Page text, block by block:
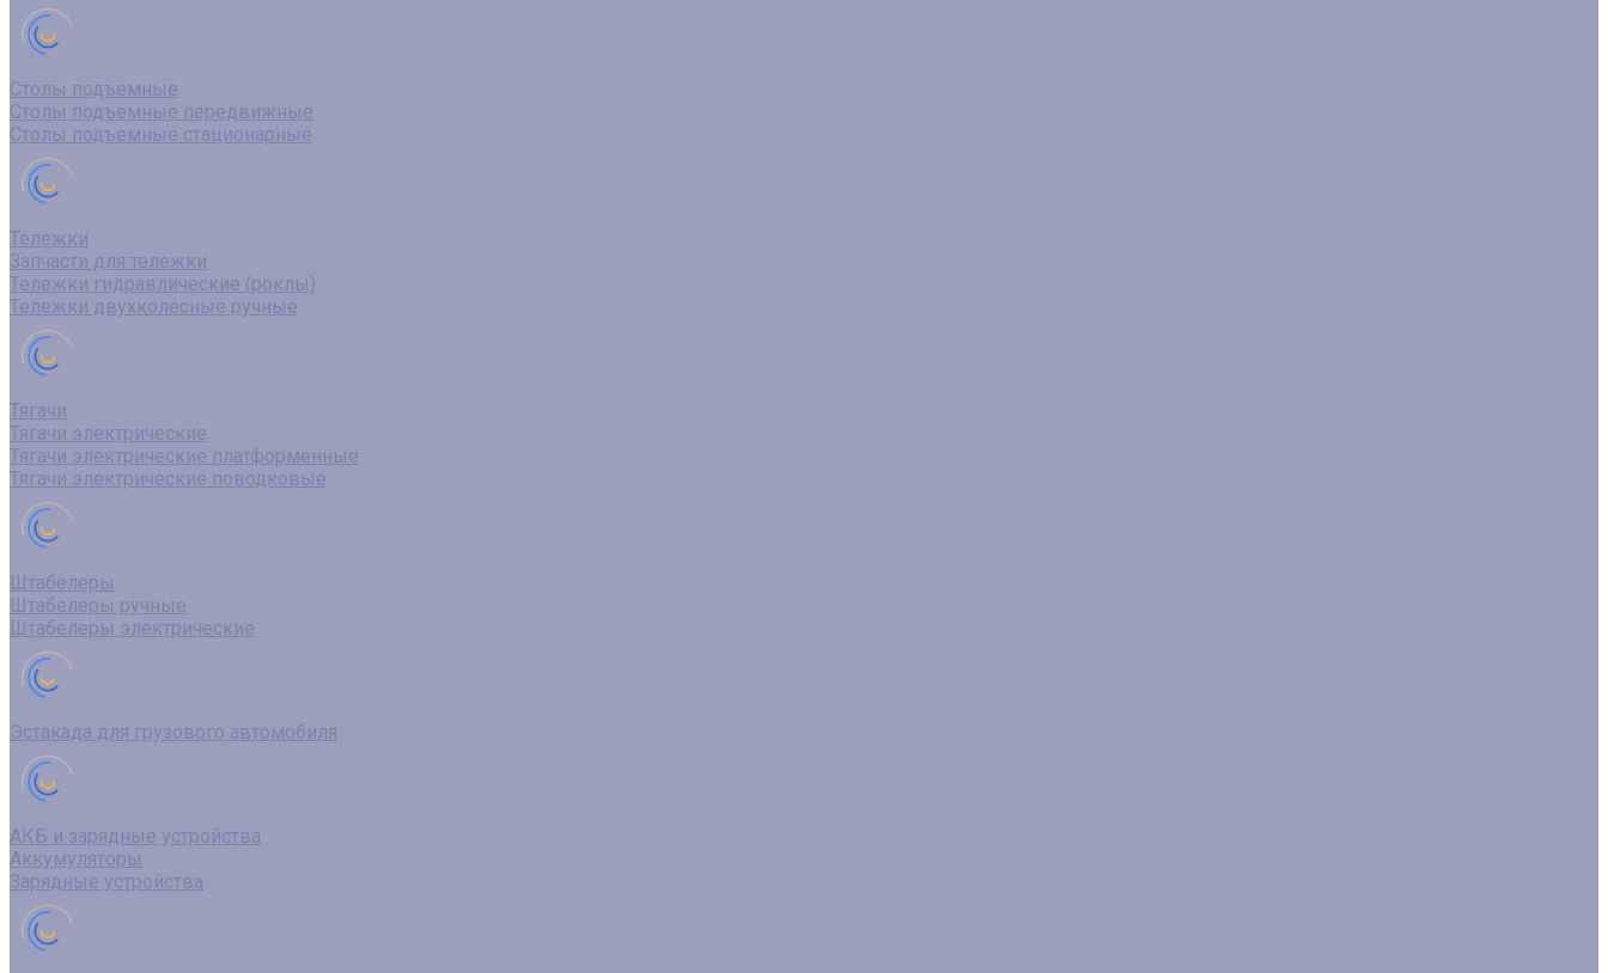
Столы подъемные
Столы подъемные передвижные
Столы подъемные стационарные
Тележки
Запчасти для тележки
Тележки гидравлические (роклы)
Тележки двухколесные ручные
Тягачи
Тягачи электрические
Тягачи электрические платформенные
Тягачи электрические поводковые
Штабелеры
Штабелеры ручные
Штабелеры электрические
Эстакада для грузового автомобиля
АКБ и зарядные устройства
Аккумуляторы
Зарядные устройства